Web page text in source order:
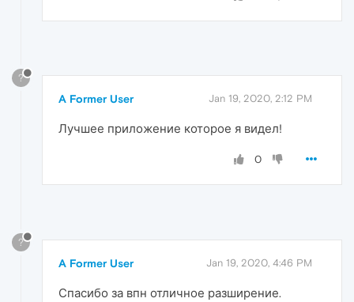
?
A Former User Jan 19, 2020, 2:12 PM
Лучшее приложение которое я видел!
0
?
A Former User Jan 19, 2020, 4:46 PM
Спасибо за впн отличное разширение.